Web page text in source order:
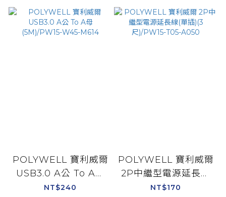
POLYWELL 寶利威爾
USB3.0 A公 To A母
(5M)/PW15-W45-
NT$240
POLYWELL 寶利威爾
2P中繼型電源延長線
(單插)(3尺)/PW15-
NT$170